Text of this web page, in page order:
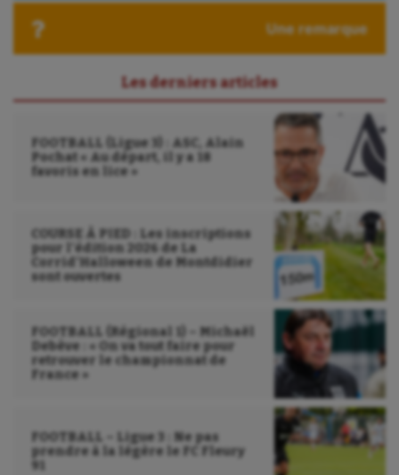
Ultimate frisbee
Voile
Water-polo
Une remarque
Les derniers articles
FOOTBALL (Ligue 3) : ASC, Alain
Pochat « Au départ, il y a 18
favoris en lice »
COURSE À PIED : Les inscriptions
pour l’édition 2026 de La
Corrid’Halloween de Montdidier
sont ouvertes
FOOTBALL (Régional 1) – Michaël
Debève : « On va tout faire pour
retrouver le championnat de
France »
FOOTBALL – Ligue 3 : Ne pas
prendre à la légère le FC Fleury
91